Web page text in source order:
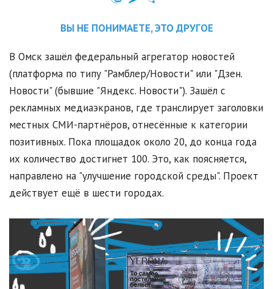
ВЫ НЕ ПОНИМАЕТЕ, ЭТО ДРУГОЕ
В Омск зашёл федеральный агрегатор новостей
(платформа по типу "Рамблер/Новости" или "Дзен.
Новости" (бывшие "Яндекс. Новости"). Зашёл с
рекламных медиаэкранов, где транслирует заголовки
местных СМИ-партнёров, отнесённые к категории
позитивных. Пока площадок около 20, до конца года
их количество достигнет 100. Это, как поясняется,
направлено на "улучшение городской среды". Проект
действует ещё в шести городах.